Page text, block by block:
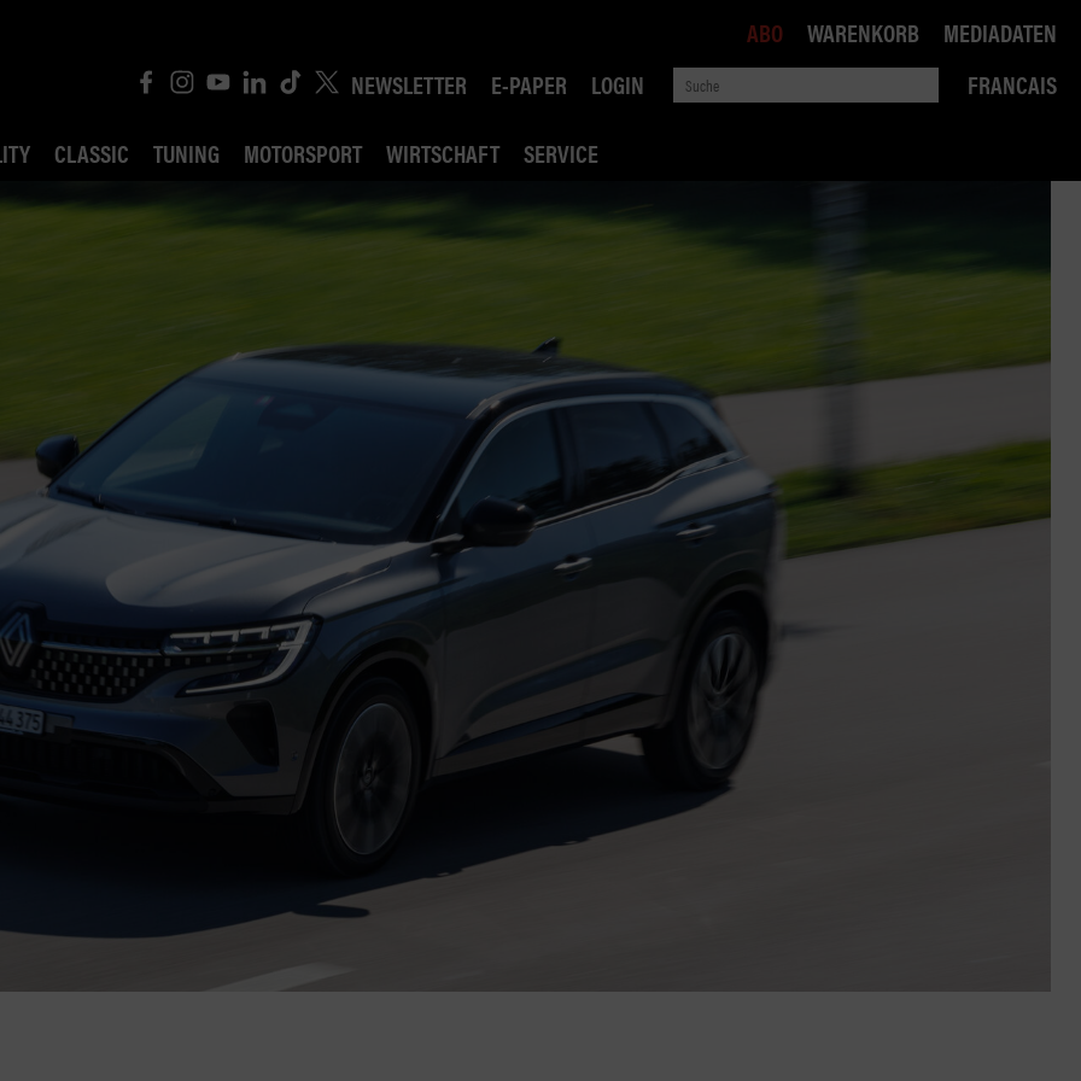
NEWSLETTER E-PAPER LOGIN
FRANCAIS
CLASSIC TUNING MOTORSPORT WIRTSCHAFT SERVICE
ROBIN ROAD
WETTBEWERB
ABO WARENKORB MEDIADATEN